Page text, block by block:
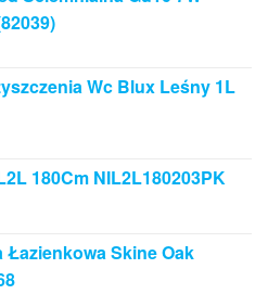
Wc Blux Leśny 1L
180Cm NIL2L180203PK
Łazienkowa Skine Oak